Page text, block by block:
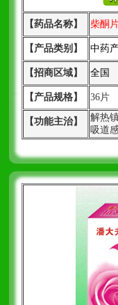
【药品名称】 柴酮
【产品类别】 中药
【招商区域】 全国
【产品规格】 36片
【功能主治】
解热
吸道